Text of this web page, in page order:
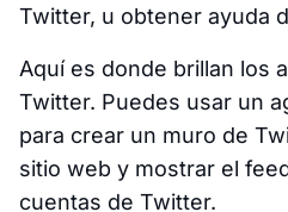
Twitter, u obtener ayuda
Aquí es donde brillan los
Twitter. Puedes usar un
para crear un muro de
sitio web y mostrar el
cuentas de Twitter.